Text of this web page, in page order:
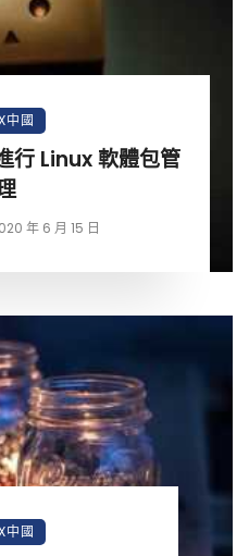
中國
Linux 軟體包管
年 6 月 15 日
中國